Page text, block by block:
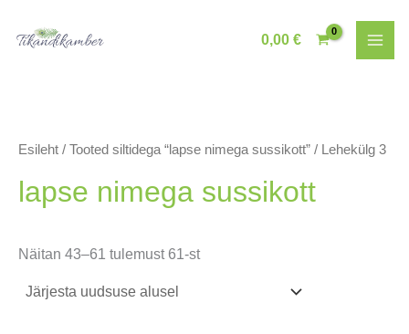
0,00€
Esileht / Tooted siltidega “lapse nimega sussikott” / Lehekülg 3
lapse nimega sussikott
Näitan 43–61 tulemust 61-stSorditud